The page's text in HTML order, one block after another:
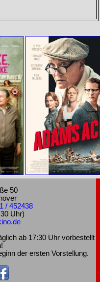
50
/ 452438
Uhr)
ab 17:30 Uhr vorbestellt
der ersten Vorstellung.